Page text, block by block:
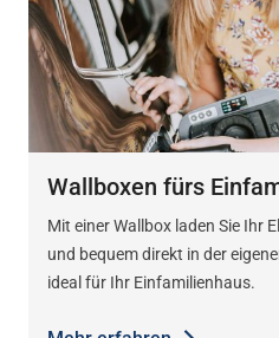
Wallboxen fürs
Mit einer Wallbox laden Sie Ihr
und bequem direkt in der
ideal für Ihr Einfamilienhaus.